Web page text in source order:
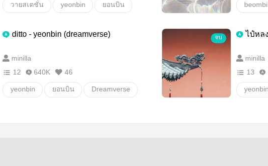
วายสเตชั่น yeonbin ยอนบิน
ditto - yeonbin (dreamverse)
minilla
12
640K 46
yeonbin ยอนบิน Dreamverse
จบ ไป๋หล
minilla
13